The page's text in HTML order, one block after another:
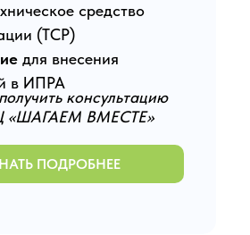
средство
(ТСР)
для внесения
в ИПРА
ПОДРОБНЕЕ
консультацию
«ШАГАЕМ ВМЕСТЕ»